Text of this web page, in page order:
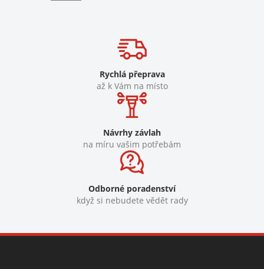
Rychlá přeprava
až k Vám na místo
Návrhy závlah
na míru vašim potřebám
Odborné poradenství
když si nebudete vědět rady